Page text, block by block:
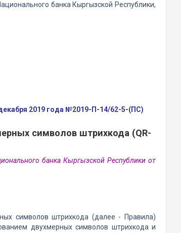
банка Кыргызской Республики,
2019 года №2019-П-14/62-5-(ПС)
символов штрихкода (QR-
банка Кыргызской Республики от
символов штрихкода (далее - Правила)
двухмерных символов штрихкода и